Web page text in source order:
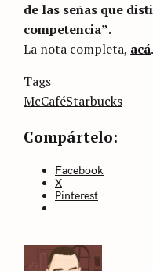
de las señas que
competencia”.
La nota completa, acá.
Categories
categoría
Tags
McCaféStarbucks
Compártelo:
Facebook
X
Pinterest